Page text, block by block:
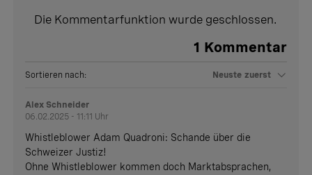
Die Kommentarfunktion wurde geschlossen.
1 Kommentar
Sortieren nach: Neuste zuerst
Alex Schneider
06.02.2025 - 11:11 Uhr
Whistleblower Adam Quadroni: Schande über die
Schweizer Justiz!
Ohne Whistleblower kommen doch Marktabsprachen,